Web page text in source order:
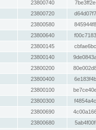
23800740
23800720
23800580
23800640
23800145
23800140
23800200
23800400
23800100
23800300
23800690
23800680